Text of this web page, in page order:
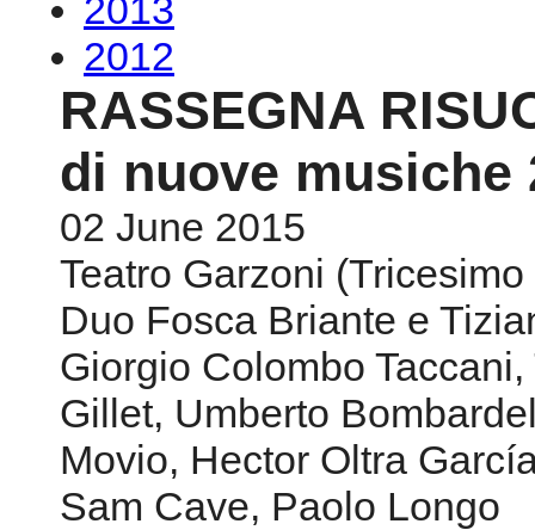
2013
2012
RASSEGNA
di nuove musiche
02 June 2015
Teatro Garzoni
Duo Fosca Briante e
Giorgio Colombo
Gillet, Umberto
Movio, Hector Oltra
Sam Cave, Paolo Longo